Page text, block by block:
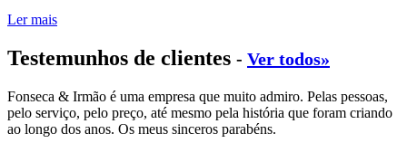
Ler mais
Testemunhos de clientes - Ver todos»
Fonseca & Irmão é uma empresa que muito admiro. Pelas pessoas,
pelo serviço, pelo preço, até mesmo pela história que foram criando
ao longo dos anos. Os meus sinceros parabéns.